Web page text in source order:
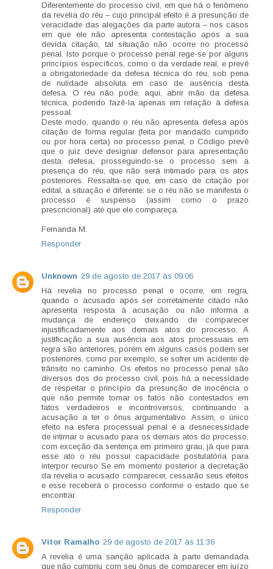
Diferentemente do processo civil, em que há o fenômeno
da revelia do réu – cujo principal efeito é a presunção de
veracidade das alegações da parte autora – nos casos
em que ele não apresenta contestação após a sua
devida citação, tal situação não ocorre no processo
penal. Isto porque o processo penal rege-se por alguns
princípios específicos, como o da verdade real, e prevê
a obrigatoriedade da defesa técnica do réu, sob pena
de nulidade absoluta em caso de ausência desta
defesa. O réu não pode, aqui, abrir mão da defesa
técnica, podendo fazê-la apenas em relação à defesa
pessoal.
Deste modo, quando o réu não apresenta defesa após
citação de forma regular (feita por mandado cumprido
ou por hora certa) no processo penal, o Código prevê
que o juiz deve designar defensor para apresentação
desta defesa, prosseguindo-se o processo sem a
presença do réu, que não será intimado para os atos
posteriores. Ressalta-se que, em caso de citação por
edital, a situação é diferente: se o réu não se manifesta o
processo é suspenso (assim como o prazo
prescricional) até que ele compareça.
Fernanda M.
Responder
Unknown 29 de agosto de 2017 às 09:06
Há revelia no processo penal e ocorre, em regra,
quando o acusado após ser corretamente citado não
apresenta resposta à acusação ou não informa a
mudança de endereço deixando de comparecer
injustificadamente aos demais atos do processo. A
justificação a sua ausência aos atos processuais em
regra são anteriores, porém em alguns casos podem ser
posteriores, como por exemplo, se sofrer um acidente de
trânsito no caminho. Os efeitos no processo penal são
diversos dos do processo civil, pois há a necessidade
de respeitar o princípio da presunção de inocência o
que não permite tornar os fatos não contestados em
fatos verdadeiros e incontroversos, continuando a
acusação a ter o ônus argumentativo. Assim, o único
efeito na esfera processual penal é a desnecessidade
de intimar o acusado para os demais atos do processo,
com exceção da sentença em primeiro grau, já que para
esse ato o réu possui capacidade postulatória para
interpor recurso Se em momento posterior a decretação
da revelia o acusado comparecer, cessarão seus efeitos
e esse receberá o processo conforme o estado que se
encontrar.
Responder
Vitor Ramalho 29 de agosto de 2017 às 11:36
A revelia é uma sanção aplicada à parte demandada
que não cumpriu com seu ônus de comparecer em juízo